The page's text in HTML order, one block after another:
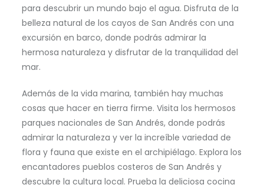
para descubrir un mundo bajo el agua. Disfruta de la
belleza natural de los cayos de San Andrés con una
excursión en barco, donde podrás admirar la
hermosa naturaleza y disfrutar de la tranquilidad del
mar.
Además de la vida marina, también hay muchas
cosas que hacer en tierra firme. Visita los hermosos
parques nacionales de San Andrés, donde podrás
admirar la naturaleza y ver la increíble variedad de
flora y fauna que existe en el archipiélago. Explora los
encantadores pueblos costeros de San Andrés y
descubre la cultura local. Prueba la deliciosa cocina